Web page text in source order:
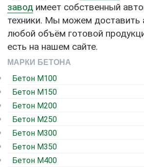
завод имеет собственный
техники. Мы можем доставить
любой объём готовой
есть на нашем сайте.
МАРКИ БЕТОНА
Бетон М100
Бетон М150
Бетон М200
Бетон М250
Бетон М300
Бетон М350
Бетон М400